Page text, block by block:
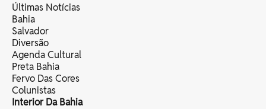
Últimas Notícias
Bahia
Salvador
Diversão
Agenda Cultural
Preta Bahia
Fervo Das Cores
Colunistas
Interior Da Bahia